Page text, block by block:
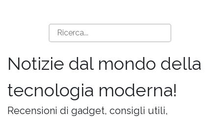
Notizie dal mondo della
tecnologia moderna!
Recensioni di gadget, consigli utili,